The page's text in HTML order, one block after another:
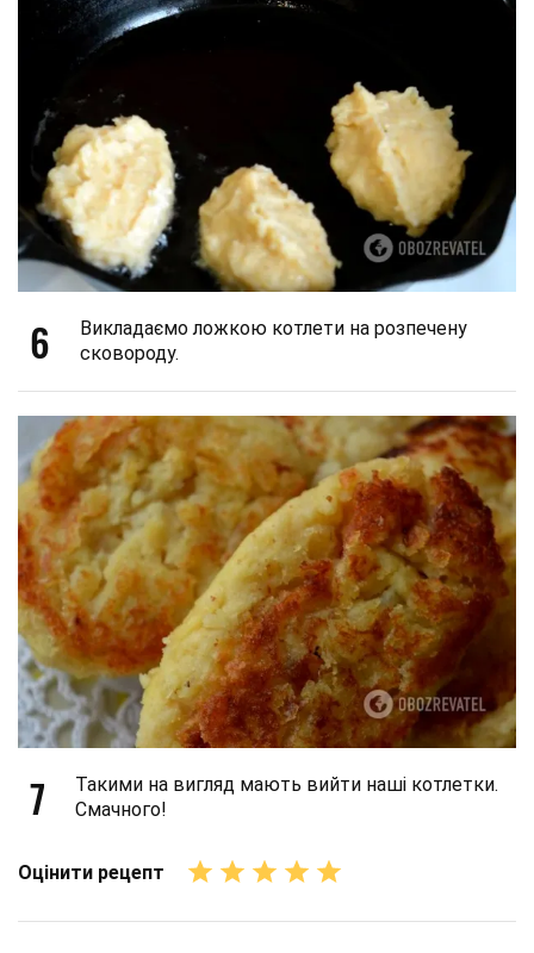
6
Викладаємо ложкою котлети на розпечену
сковороду.
7
Такими на вигляд мають вийти наші котлетки.
Смачного!
Оцінити рецепт